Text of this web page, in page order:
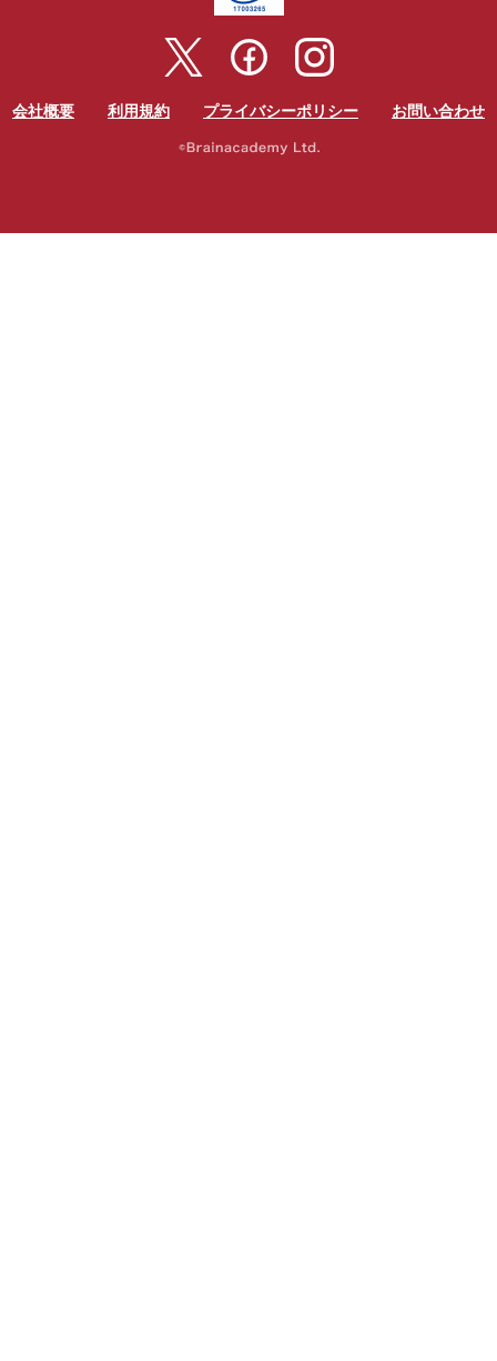
会社概要 利用規約 プライバシーポリシー お問い合わせ